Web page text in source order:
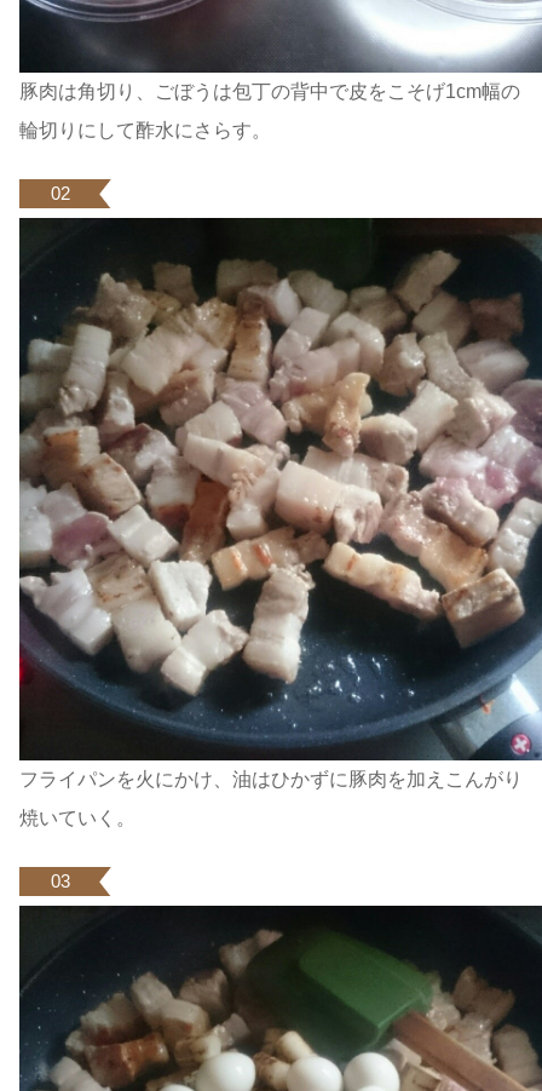
豚肉は角切り、ごぼうは包丁の背中で皮をこそげ1cm幅の
輪切りにして酢水にさらす。
02
フライパンを火にかけ、油はひかずに豚肉を加えこんがり
焼いていく。
03